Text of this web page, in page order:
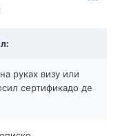
руках визу или
сертификадо де